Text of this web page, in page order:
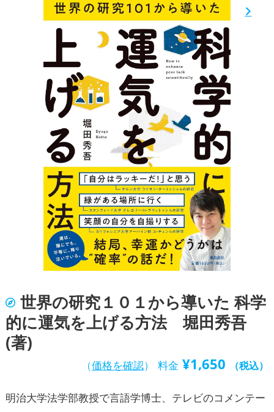
世界の研究１０１から導いた 科学
的に運気を上げる方法 堀田秀吾
(著)
（価格を確認） 料金 ¥1,650 （税込）
明治大学法学部教授で言語学博士、テレビのコメンテー